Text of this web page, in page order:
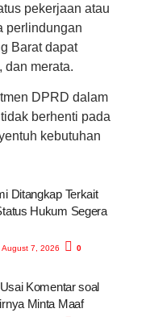
pekerjaan atau
perlindungan
Barat dapat
dan merata.
DPRD dalam
berhenti pada
kebutuhan
Ditangkap Terkait
Hukum Segera
August 7, 2026 0
Komentar soal
Minta Maaf